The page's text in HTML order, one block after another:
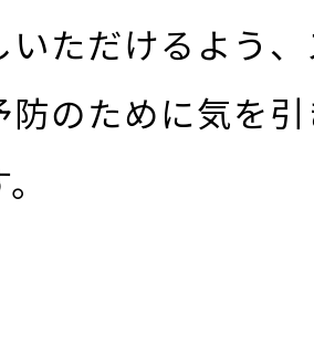
いただけるよう
防のために気を